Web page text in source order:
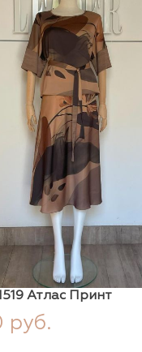
Атлас Принт
руб.